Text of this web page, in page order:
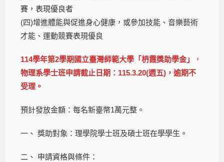
賽，表現優良者
(四)增進體能與促進身心健康，或參加技能、音樂藝術
才能、運動競賽表現優良
114學年第2學期國立臺灣師範大學「枬霞獎助學金」
，
物理系學士班申請截止日期：115.3.20(週五)，逾期不
受理。
預計發放金額：每名新臺幣1萬元整。
一、 獎助對象：理學院學士班及碩士班在學學生。
二、 申請資格與條件：